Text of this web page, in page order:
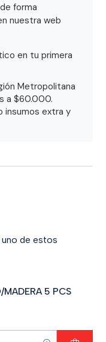
forma
nuestra web
en tu primera
Metropolitana
a $60.000.
insumos extra y
de estos
MADERA 5 PCS